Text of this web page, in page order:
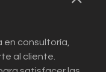
consultoría,
al cliente.